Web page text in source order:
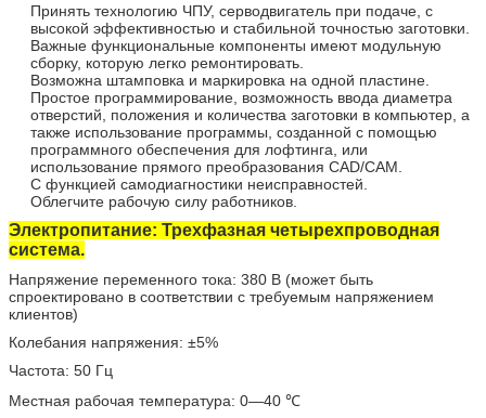
Принять технологию ЧПУ, серводвигатель при подаче, с
высокой эффективностью и стабильной точностью заготовки.
Важные функциональные компоненты имеют модульную
сборку, которую легко ремонтировать.
Возможна штамповка и маркировка на одной пластине.
Простое программирование, возможность ввода диаметра
отверстий, положения и количества заготовки в компьютер, а
также использование программы, созданной с помощью
программного обеспечения для лофтинга, или
использование прямого преобразования CAD/CAM.
С функцией самодиагностики неисправностей.
Облегчите рабочую силу работников.
Электропитание: Трехфазная четырехпроводная
система.
Напряжение переменного тока: 380 В (может быть
спроектировано в соответствии с требуемым напряжением
клиентов)
Колебания напряжения: ±5%
Частота: 50 Гц
Местная рабочая температура: 0—40 ℃